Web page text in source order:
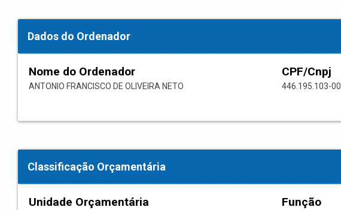
Dados do Ordenador
Nome do Ordenador
ANTONIO FRANCISCO DE OLIVEIRA NETO
CPF/Cnpj
446.195.103-00
Classificação Orçamentária
Unidade Orçamentária Função